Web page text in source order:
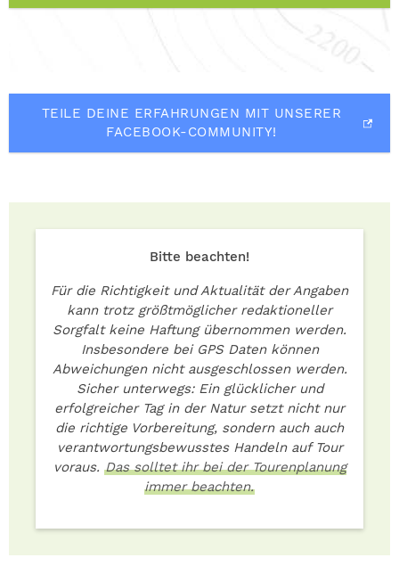
TEILE DEINE ERFAHRUNGEN MIT UNSERER
FACEBOOK-COMMUNITY!
Bitte beachten!
Für die Richtigkeit und Aktualität der Angaben
kann trotz größtmöglicher redaktioneller
Sorgfalt keine Haftung übernommen werden.
Insbesondere bei GPS Daten können
Abweichungen nicht ausgeschlossen werden.
Sicher unterwegs: Ein glücklicher und
erfolgreicher Tag in der Natur setzt nicht nur
die richtige Vorbereitung, sondern auch auch
verantwortungsbewusstes Handeln auf Tour
voraus. Das solltet ihr bei der Tourenplanung
immer beachten.